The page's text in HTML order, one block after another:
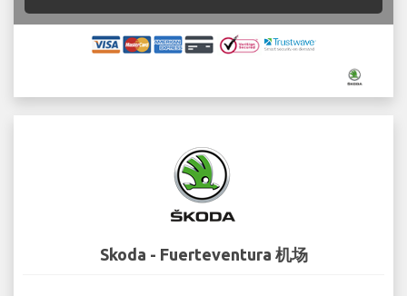
Skoda - Fuerteventura 机场